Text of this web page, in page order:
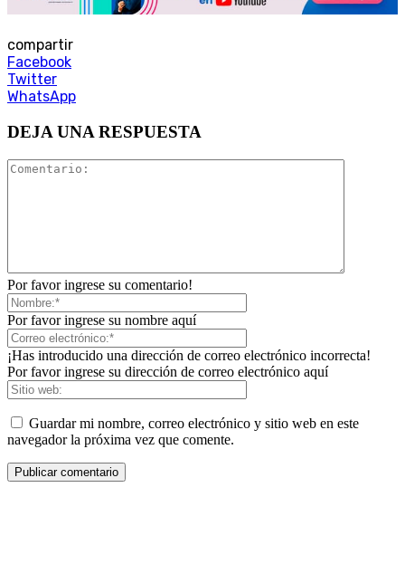
compartir
Facebook
Twitter
WhatsApp
DEJA UNA RESPUESTA
Por favor ingrese su comentario!
Por favor ingrese su nombre aquí
¡Has introducido una dirección de correo electrónico incorrecta!
Por favor ingrese su dirección de correo electrónico aquí
Guardar mi nombre, correo electrónico y sitio web en este
navegador la próxima vez que comente.